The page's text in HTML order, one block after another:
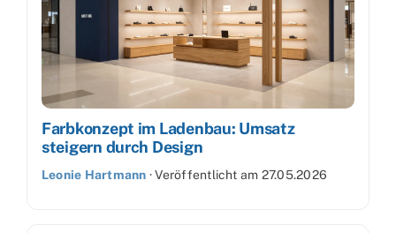
Farbkonzept im Ladenbau: Umsatz
steigern durch Design
Leonie Hartmann ·Veröffentlicht am 27.05.2026